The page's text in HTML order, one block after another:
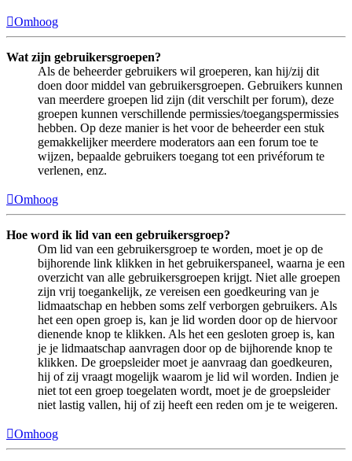
Omhoog
Wat zijn gebruikersgroepen?
Als de beheerder gebruikers wil groeperen, kan hij/zij dit
doen door middel van gebruikersgroepen. Gebruikers kunnen
van meerdere groepen lid zijn (dit verschilt per forum), deze
groepen kunnen verschillende permissies/toegangspermissies
hebben. Op deze manier is het voor de beheerder een stuk
gemakkelijker meerdere moderators aan een forum toe te
wijzen, bepaalde gebruikers toegang tot een privéforum te
verlenen, enz.
Omhoog
Hoe word ik lid van een gebruikersgroep?
Om lid van een gebruikersgroep te worden, moet je op de
bijhorende link klikken in het gebruikerspaneel, waarna je een
overzicht van alle gebruikersgroepen krijgt. Niet alle groepen
zijn vrij toegankelijk, ze vereisen een goedkeuring van je
lidmaatschap en hebben soms zelf verborgen gebruikers. Als
het een open groep is, kan je lid worden door op de hiervoor
dienende knop te klikken. Als het een gesloten groep is, kan
je je lidmaatschap aanvragen door op de bijhorende knop te
klikken. De groepsleider moet je aanvraag dan goedkeuren,
hij of zij vraagt mogelijk waarom je lid wil worden. Indien je
niet tot een groep toegelaten wordt, moet je de groepsleider
niet lastig vallen, hij of zij heeft een reden om je te weigeren.
Omhoog